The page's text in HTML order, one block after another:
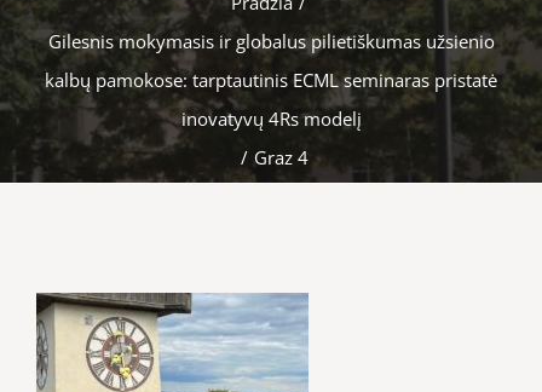
Gilesnis mokymasis ir globalus pilietiškumas užsienio
kalbų pamokose: tarptautinis ECML seminaras pristatė
inovatyvų 4Rs modelį
/ Graz 4